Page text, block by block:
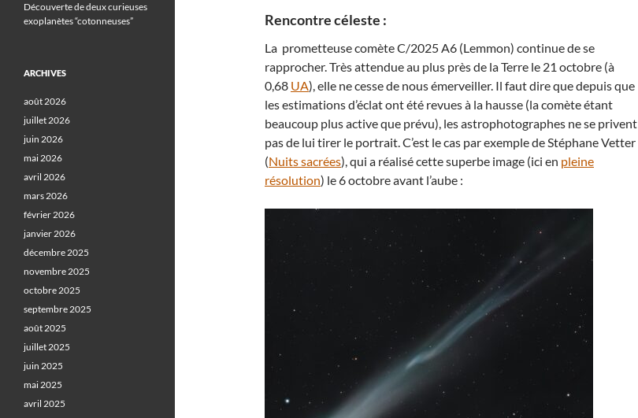
Rencontre céleste :
La prometteuse comète C/2025 A6 (Lemmon) continue de se
rapprocher. Très attendue au plus près de la Terre le 21 octobre (à
0,68 UA), elle ne cesse de nous émerveiller. Il faut dire que depuis que
les estimations d’éclat ont été revues à la hausse (la comète étant
beaucoup plus active que prévu), les astrophotographes ne se privent
pas de lui tirer le portrait. C’est le cas par exemple de Stéphane Vetter
(Nuits sacrées), qui a réalisé cette superbe image (ici en pleine
résolution) le 6 octobre avant l’aube :
Découverte de deux curieuses
exoplanètes “cotonneuses”
ARCHIVES
août 2026
juillet 2026
juin 2026
mai 2026
avril 2026
mars 2026
février 2026
janvier 2026
décembre 2025
novembre 2025
octobre 2025
septembre 2025
août 2025
juillet 2025
juin 2025
mai 2025
avril 2025